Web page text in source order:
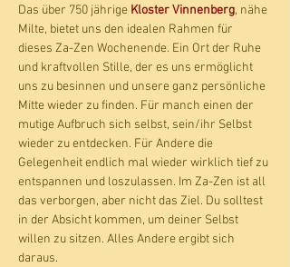
Das über 750 jährige Kloster Vinnenberg, nähe
Milte, bietet uns den idealen Rahmen für
dieses Za-Zen Wochenende. Ein Ort der Ruhe
und kraftvollen Stille, der es uns ermöglicht
uns zu besinnen und unsere ganz persönliche
Mitte wieder zu finden. Für manch einen der
mutige Aufbruch sich selbst, sein/ihr Selbst
wieder zu entdecken. Für Andere die
Gelegenheit endlich mal wieder wirklich tief zu
entspannen und loszulassen. Im Za-Zen ist all
das verborgen, aber nicht das Ziel. Du solltest
in der Absicht kommen, um deiner Selbst
willen zu sitzen. Alles Andere ergibt sich
daraus.